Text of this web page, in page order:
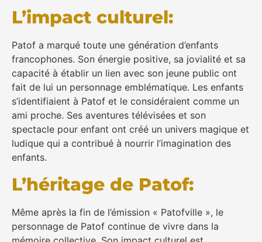
L’impact culturel:
Patof a marqué toute une génération d’enfants
francophones. Son énergie positive, sa jovialité et sa
capacité à établir un lien avec son jeune public ont
fait de lui un personnage emblématique. Les enfants
s’identifiaient à Patof et le considéraient comme un
ami proche. Ses aventures télévisées et son
spectacle pour enfant ont créé un univers magique et
ludique qui a contribué à nourrir l’imagination des
enfants.
L’héritage de Patof:
Même après la fin de l’émission « Patofville », le
personnage de Patof continue de vivre dans la